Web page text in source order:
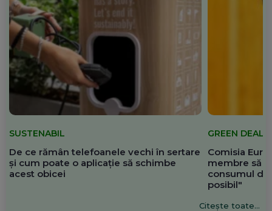
SUSTENABIL
De ce rămân telefoanele vechi în sertare
și cum poate o aplicație să schimbe
acest obicei
GREEN DEAL
Comisia
membre să
consumul de
posibil"
Citește toate...